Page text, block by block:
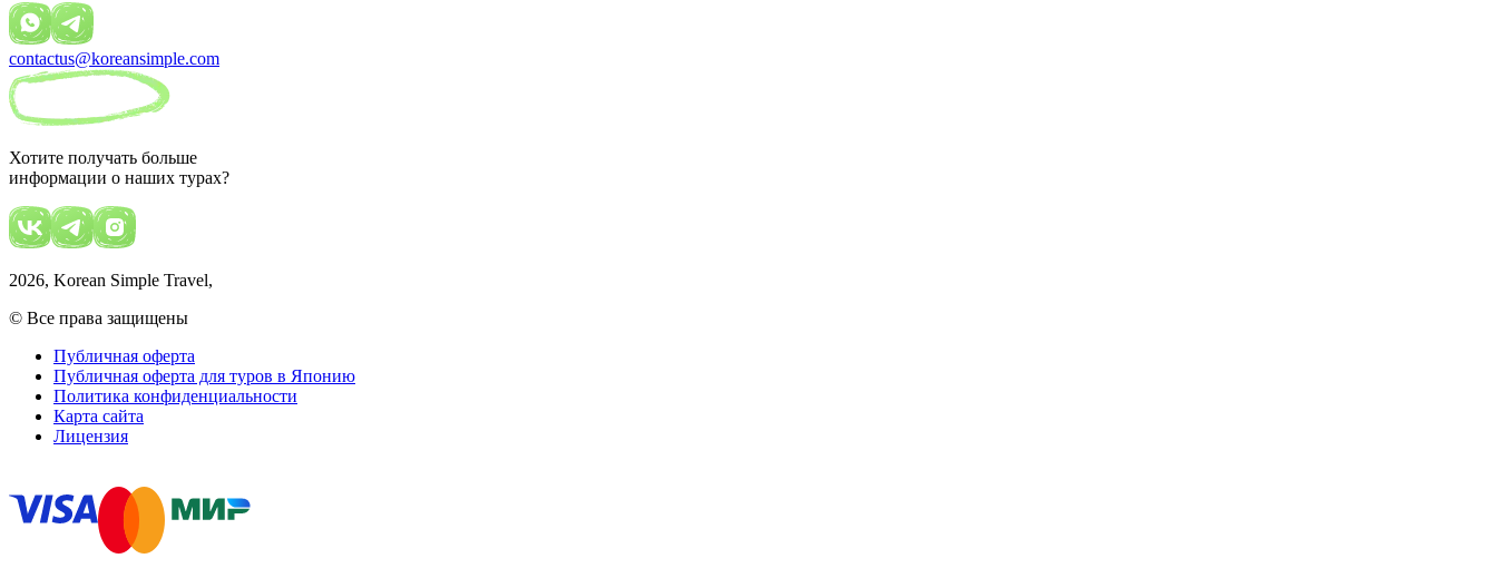
contactus@koreansimple.com
Хотите получать больше
информации о наших турах?
2026, Korean Simple Travel,
© Все права защищены
Публичная оферта
Публичная оферта для туров в Японию
Политика конфиденциальности
Карта сайта
Лицензия